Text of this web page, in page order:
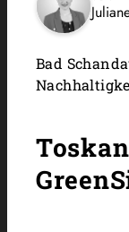
Bad